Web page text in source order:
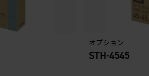
オプション
STH-4545